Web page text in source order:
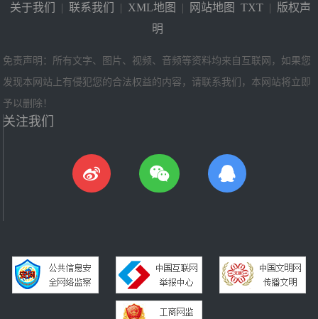
关于我们 | 联系我们 | XML地图 | 网站地图 TXT | 版权声
明
免责声明：所有文字、图片、视频、音频等资料均来自互联网，如果您
发现本网站上有侵犯您的合法权益的内容，请联系我们，本网站将立即
予以删除！
关注我们